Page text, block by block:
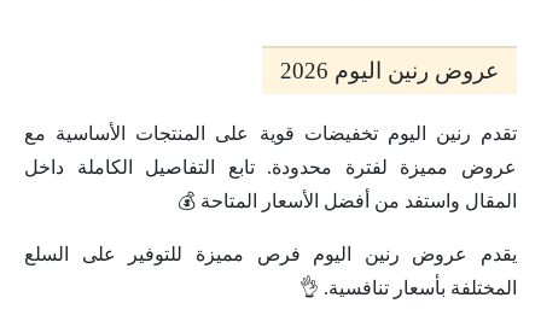
عروض رنين اليوم 2026
تقدم رنين اليوم تخفيضات قوية على المنتجات الأساسية مع
عروض مميزة لفترة محدودة. تابع التفاصيل الكاملة داخل
المقال واستفد من أفضل الأسعار المتاحة 💰
يقدم عروض رنين اليوم فرص مميزة للتوفير على السلع
المختلفة بأسعار تنافسية. 👌